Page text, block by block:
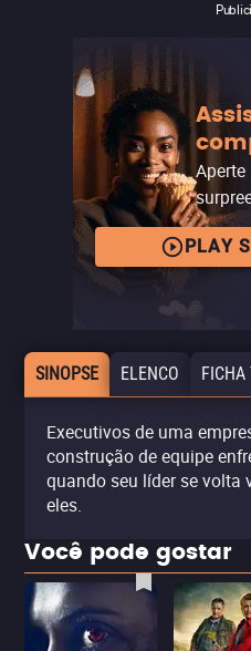
PLAY
SINOPSE ELENCO FICHA
Executivos de uma
construção de equipe
quando seu líder se volta
eles.
Você pode gostar